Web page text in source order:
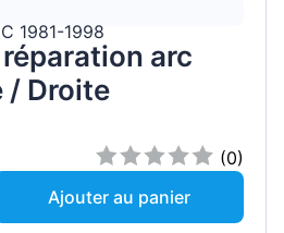
1981-1998
arc
/ Droite
(0)
Ajouter au panier